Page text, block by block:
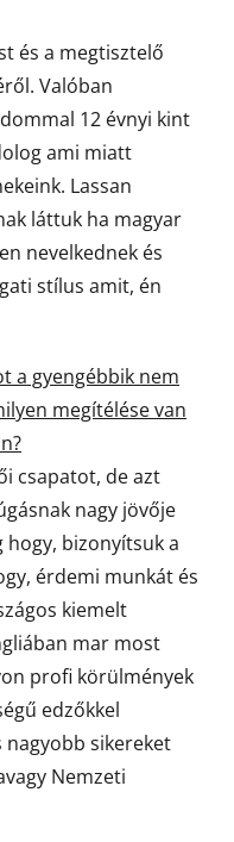
és a megtisztelő
Valóban
12 évnyi kint
ami miatt
Lassan
láttuk ha magyar
nevelkednek és
stílus amit, én
a gyengébbik nem
megítélése van
csapatot, de azt
nagy jövője
hogy, bizonyítsuk a
érdemi munkát és
kiemelt
mar most
profi körülmények
edzőkkel
nagyobb sikereket
Nemzeti